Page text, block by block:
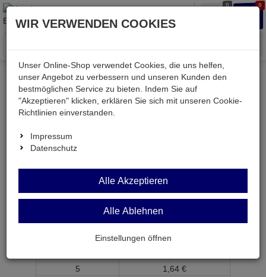
0 0
Menü
Weiter einkaufen Kessler electronic
Bauteile aktiv
AC153
AC153
Datenselektor / Multiplexer 4 zu 1 DIP16
ab Menge
Preis je Stück
5
1, 64 €
WIR VERWENDEN COOKIES
Unser Online-Shop verwendet Cookies, die uns helfen,
unser Angebot zu verbessern und unseren Kunden den
bestmöglichen Service zu bieten. Indem Sie auf
"Akzeptieren" klicken, erklären Sie sich mit unseren Cookie-
Richtlinien einverstanden.
Impressum
Datenschutz
Alle Akzeptieren
Alle Ablehnen
Einstellungen öffnen